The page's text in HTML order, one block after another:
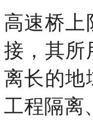
高速桥
接，其所
离长的地
工程隔离